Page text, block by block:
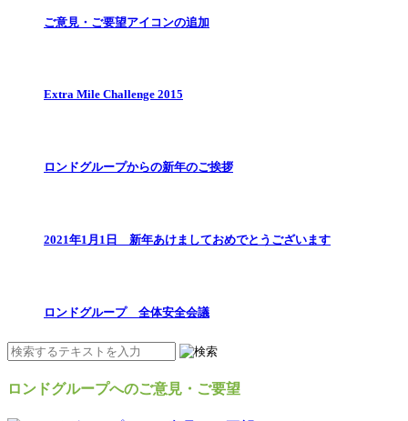
ご意見・ご要望アイコンの追加
Extra Mile Challenge 2015
ロンドグループからの新年のご挨拶
2021年1月1日 新年あけましておめでとうございます
ロンドグループ 全体安全会議
ロンドグループへのご意見・ご要望